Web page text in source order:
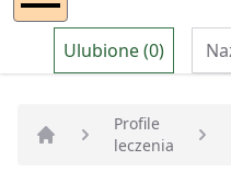
Ulubione (0)
Strona główna
Profile
leczenia